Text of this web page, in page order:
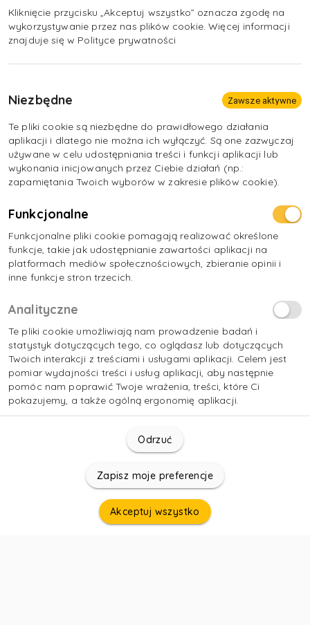
poparzeń gorącą powierzchnią maszyn
prasowalniczych.
Kliknięcie przycisku „Akceptuj wszystko” oznacza zgodę na
wykorzystywanie przez nas plików cookie. Więcej informacji
znajduje się w Polityce prywatności
Niezbędne Zawsze aktywne
Te pliki cookie są niezbędne do prawidłowego działania
aplikacji i dlatego nie można ich wyłączyć. Są one zazwyczaj
używane w celu udostępniania treści i funkcji aplikacji lub
wykonania inicjowanych przez Ciebie działań (np.:
zapamiętania Twoich wyborów w zakresie plików cookie).
Funkcjonalne
Funkcjonalne pliki cookie pomagają realizować określone
funkcje, takie jak udostępnianie zawartości aplikacji na
platformach mediów społecznościowych, zbieranie opinii i
inne funkcje stron trzecich.
Analityczne
Te pliki cookie umożliwiają nam prowadzenie badań i
statystyk dotyczących tego, co oglądasz lub dotyczących
Twoich interakcji z treściami i usługami aplikacji. Celem jest
pomiar wydajności treści i usług aplikacji, aby następnie
pomóc nam poprawić Twoje wrażenia, treści, które Ci
pokazujemy, a także ogólną ergonomię aplikacji.
Odrzuć
Zapisz moje preferencje
Akceptuj wszystko